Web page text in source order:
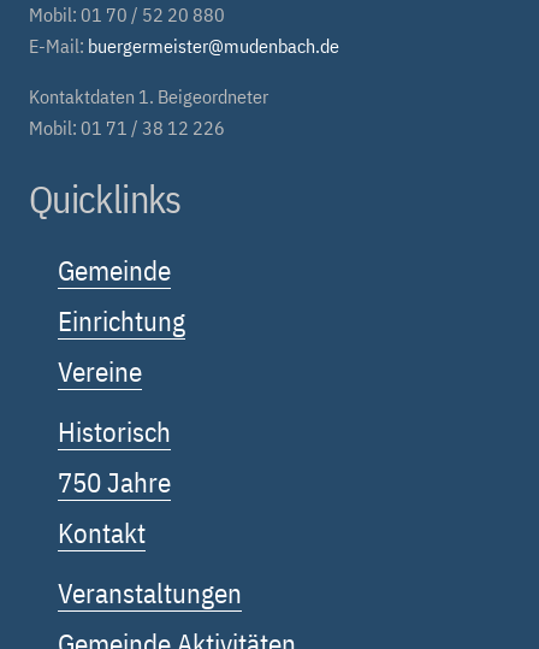
Mobil: 01 70 / 52 20 880
E-Mail: buergermeister@mudenbach.de
Kontaktdaten 1. Beigeordneter
Mobil: 01 71 / 38 12 226
Quicklinks
Gemeinde
Einrichtung
Vereine
Historisch
750 Jahre
Kontakt
Veranstaltungen